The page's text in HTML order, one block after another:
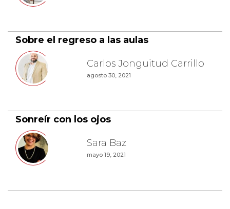
Sobre el regreso a las aulas
Carlos Jonguitud Carrillo
agosto 30, 2021
Sonreír con los ojos
Sara Baz
mayo 19, 2021